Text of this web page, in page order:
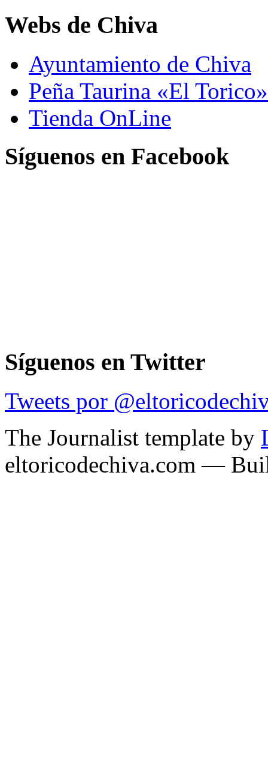
Webs de Chiva
Ayuntamiento de Chiva
Peña Taurina «El Torico»
Tienda OnLine
Síguenos en Facebook
Síguenos en Twitter
Tweets por
The Journalist template by
eltoricodechiva.com —